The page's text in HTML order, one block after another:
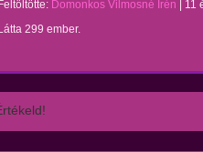
Feltöltötte: Domonkos Vilmosné Irén
11
Látta 299 ember.